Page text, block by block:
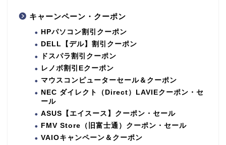
キャーンペーン・クーポン
HPパソコン割引クーポン
DELL【デル】割引クーポン
ドスパラ割引クーポン
レノボ割引Eクーポン
マウスコンピューターセール＆クーポン
NEC ダイレクト（Direct）LAVIEクーポン・セ
ール
ASUS【エイスース】クーポン・セール
FMV Store（旧富士通）クーポン・セール
VAIOキャンペーン＆クーポン